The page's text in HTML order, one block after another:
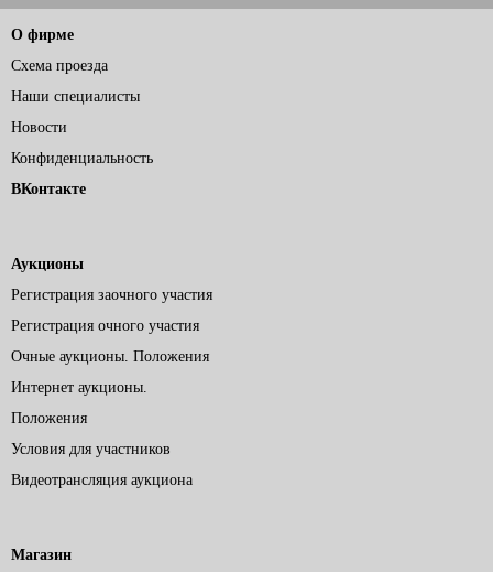
О фирме
Схема проезда
Наши специалисты
Новости
Конфиденциальность
ВКонтакте
Аукционы
Регистрация заочного участия
Регистрация очного участия
Очные аукционы. Положения
Интернет аукционы.
Положения
Условия для участников
Видеотрансляция аукциона
Магазин